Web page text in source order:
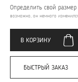
Определить свой размер
возможно, он немного
В КОРЗИНУ
БЫСТРЫЙ ЗАКАЗ